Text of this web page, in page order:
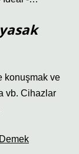
konuşmak ve
vb. Cihazlar